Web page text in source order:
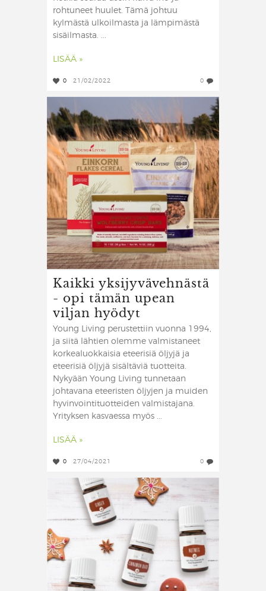
rohtuneet huulet. Tämä johtuu
kylmästä ulkoilmasta ja lämpimästä
sisäilmasta. ...
LISÄÄ »
0 21/02/2022 0
Kaikki yksijyvävehnästä
- opi tämän upean
viljan hyödyt
Young Living perustettiin vuonna 1994,
ja siitä lähtien olemme valmistaneet
korkealuokkaisia eteerisiä öljyjä ja
eteerisiä öljyjä sisältäviä tuotteita.
Nykyään Young Living tunnetaan
johtavana eteeristen öljyjen ja muiden
hyvinvointituotteiden valmistajana.
Yrityksen kasvaessa myös ...
LISÄÄ »
0 27/04/2021 0